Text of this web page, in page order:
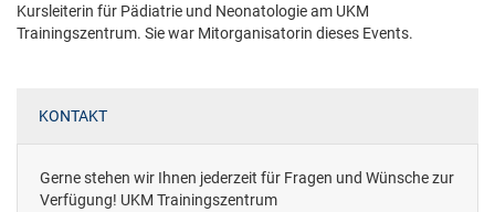
Kursleiterin für Pädiatrie und Neonatologie am UKM
Trainingszentrum. Sie war Mitorganisatorin dieses Events.
KONTAKT
Gerne stehen wir Ihnen jederzeit für Fragen und Wünsche zur
Verfügung! UKM Trainingszentrum